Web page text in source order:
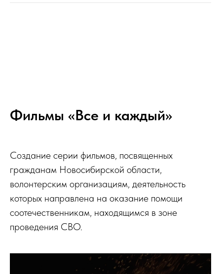
Фильмы «Все и каждый»
Создание серии фильмов, посвященных
гражданам Новосибирской области,
волонтерским организациям, деятельность
которых направлена на оказание помощи
соотечественникам, находящимся в зоне
проведения СВО.